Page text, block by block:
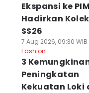
Ekspansi ke
Hadirkan
SS26
7 Aug 2026, 09:30 WIB
Fashion
3
Peningkatan
Kekuatan Loki